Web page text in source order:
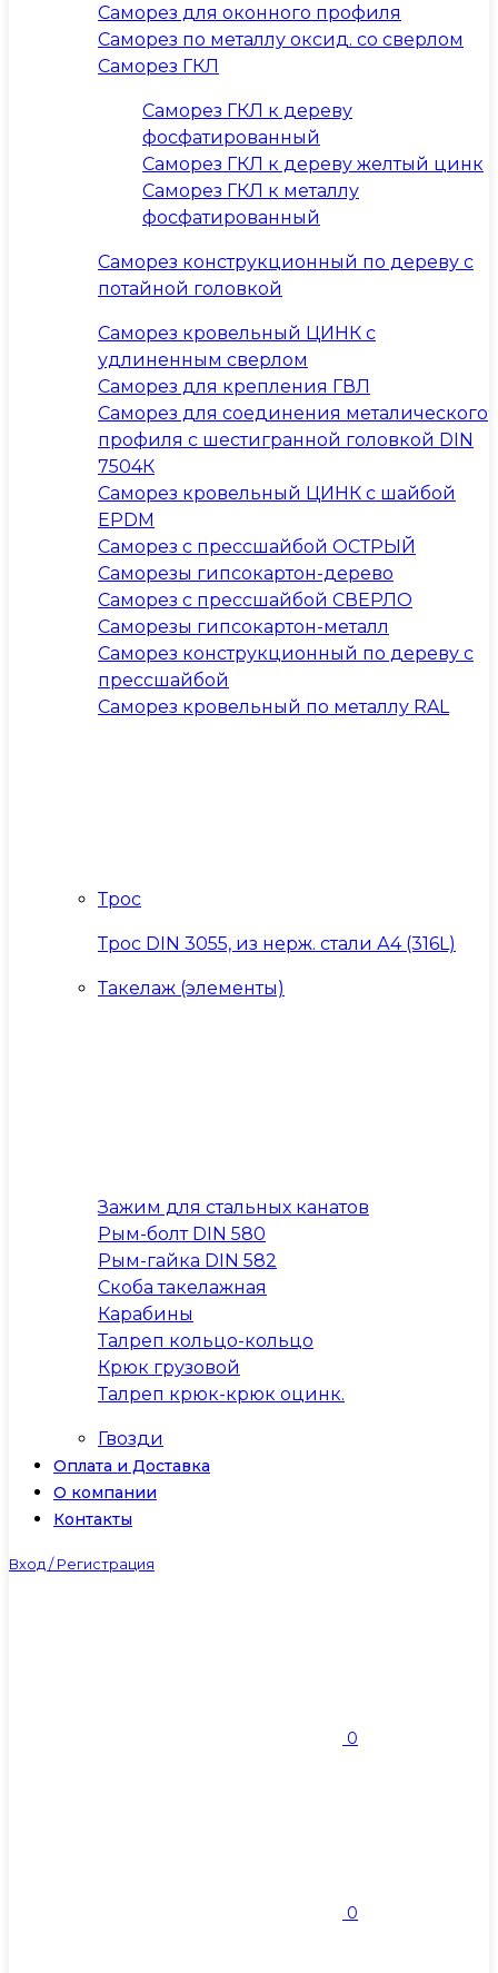
Саморез для оконного профиля
Саморез по металлу оксид. со сверлом
Саморез ГКЛ
Саморез ГКЛ к дереву
фосфатированный
Саморез ГКЛ к дереву желтый цинк
Саморез ГКЛ к металлу
фосфатированный
Саморез конструкционный по дереву с
потайной головкой
Саморез кровельный ЦИНК с
удлиненным сверлом
Саморез для крепления ГВЛ
Саморез для соединения металического
профиля с шестигранной головкой DIN
7504К
Саморез кровельный ЦИНК с шайбой
EPDM
Саморез с прессшайбой ОСТРЫЙ
Саморезы гипсокартон-дерево
Саморез с прессшайбой СВЕРЛО
Саморезы гипсокартон-металл
Саморез конструкционный по дереву с
прессшайбой
Саморез кровельный по металлу RAL
Трос
Трос DIN 3055, из нерж. стали А4 (316L)
Такелаж (элементы)
Зажим для стальных канатов
Рым-болт DIN 580
Рым-гайка DIN 582
Скоба такелажная
Карабины
Талреп кольцо-кольцо
Крюк грузовой
Талреп крюк-крюк оцинк.
Гвозди
Оплата и Доставка
О компании
Контакты
Вход / Регистрация
0
0